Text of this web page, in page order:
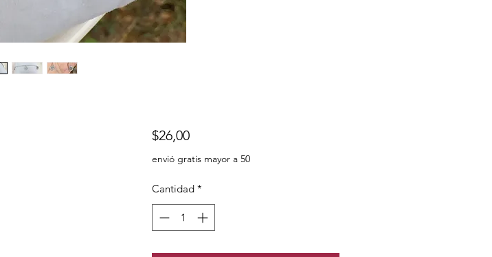
$26,00Precio
envió gratis mayor a 50
Cantidad *